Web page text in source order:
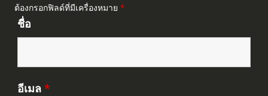
ต้องกรอกฟิลด์ที่มีเครื่องหมาย *
ชื่อ
อีเมล *